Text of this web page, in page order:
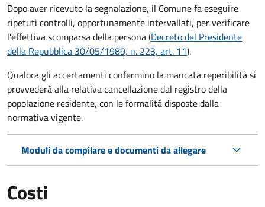
Dopo aver ricevuto la segnalazione, il Comune fa eseguire
ripetuti controlli, opportunamente intervallati, per verificare
l'effettiva scomparsa della persona (Decreto del Presidente
della Repubblica 30/05/1989, n. 223, art. 11).
Qualora gli accertamenti confermino la mancata reperibilità si
provvederà alla relativa cancellazione dal registro della
popolazione residente, con le formalità disposte dalla
normativa vigente.
Moduli da compilare e documenti da allegare
Costi